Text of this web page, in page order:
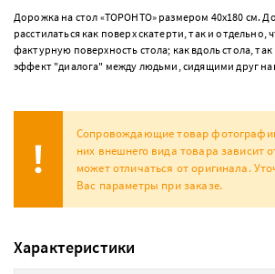
Дорожка на стол «ТОРОНТО» размером 40х180 см.
расстилаться как поверх скатерти, так и
фактурную поверхность стола; как вдоль стола,
эффект "диалога" между людьми, сидящими друг
Сопровождающие товар
них внешнего вида товара зависит
может отличаться от оригинала.
Вас параметры при заказе.
Характеристики